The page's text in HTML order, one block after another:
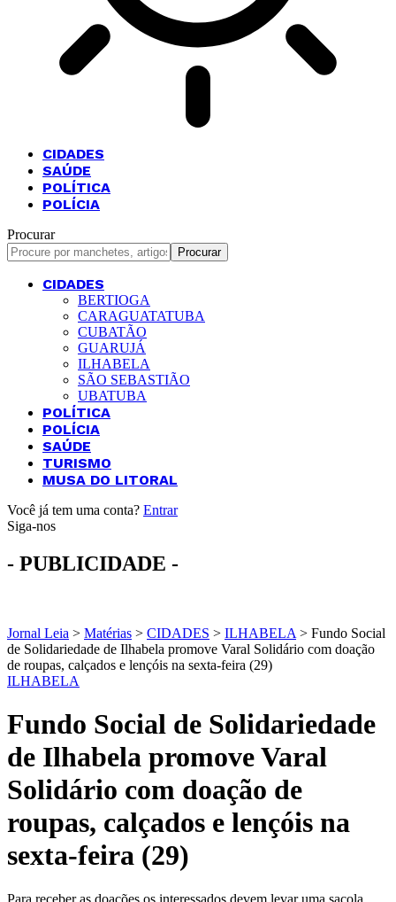
CIDADES
SAÚDE
POLÍTICA
POLÍCIA
Procurar
CIDADES
BERTIOGA
CARAGUATATUBA
CUBATÃO
GUARUJÁ
ILHABELA
SÃO SEBASTIÃO
UBATUBA
POLÍTICA
POLÍCIA
SAÚDE
TURISMO
MUSA DO LITORAL
Você já tem uma conta? Entrar
Siga-nos
- PUBLICIDADE -
Jornal Leia > Matérias > CIDADES > ILHABELA > Fundo Social
de Solidariedade de Ilhabela promove Varal Solidário com doação
de roupas, calçados e lençóis na sexta-feira (29)
ILHABELA
Fundo Social de Solidariedade
de Ilhabela promove Varal
Solidário com doação de
roupas, calçados e lençóis na
sexta-feira (29)
Para receber as doações os interessados devem levar uma sacola